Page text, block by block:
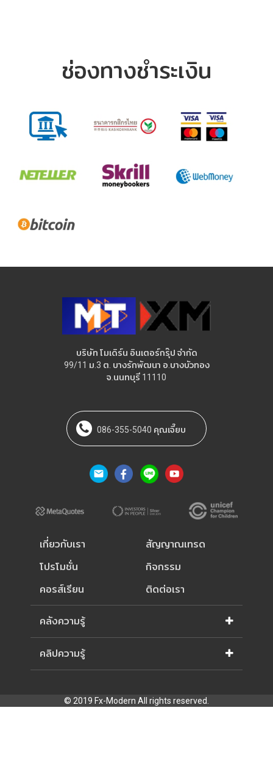
ช่องทางชำระเงิน
บริษัท โมเดิร์น อินเตอร์กรุ๊ป จำกัด
99/11 ม.3 ต. บางรักพัฒนา อ.บางบัวทอง
จ.นนทบุรี 11110
086-355-5040 คุณเจี๊ยบ
เกี่ยวกับเรา
โปรโมชั่น
คอรส์เรียน
สัญญาณเทรด
กิจกรรม
ติดต่อเรา
คลังความรู้
คลิปความรู้
© 2019 Fx-Modern All rights reserved.